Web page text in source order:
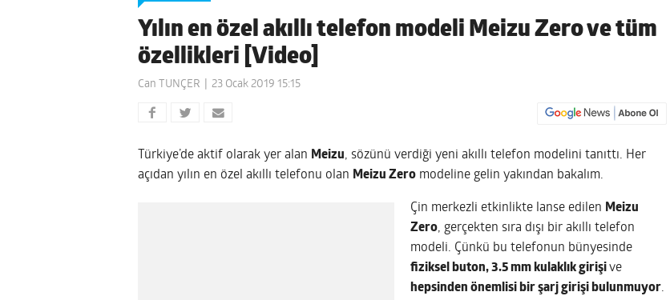
Yılın en özel akıllı telefon modeli Meizu Zero ve tüm
özellikleri [Video]
Can TUNÇER 23 Ocak 2019 15:15
Türkiye’de aktif olarak yer alan Meizu, sözünü verdiği yeni akıllı telefon modelini tanıttı. Her
açıdan yılın en özel akıllı telefonu olan Meizu Zero modeline gelin yakından bakalım.
Çin merkezli etkinlikte lanse edilen Meizu
Zero, gerçekten sıra dışı bir akıllı telefon
modeli. Çünkü bu telefonun bünyesinde
fiziksel buton, 3.5 mm kulaklık girişive
hepsinden önemlisi bir şarj girişi bulunmuyor.